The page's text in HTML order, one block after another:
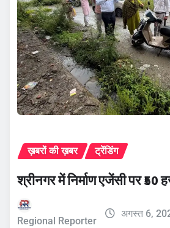
ख़बरों की ख़बर ट्रेंडिंग
श्रीनगर में निर्माण एजेंसी पर ₹50
Regional Reporter
अगस्त 6,